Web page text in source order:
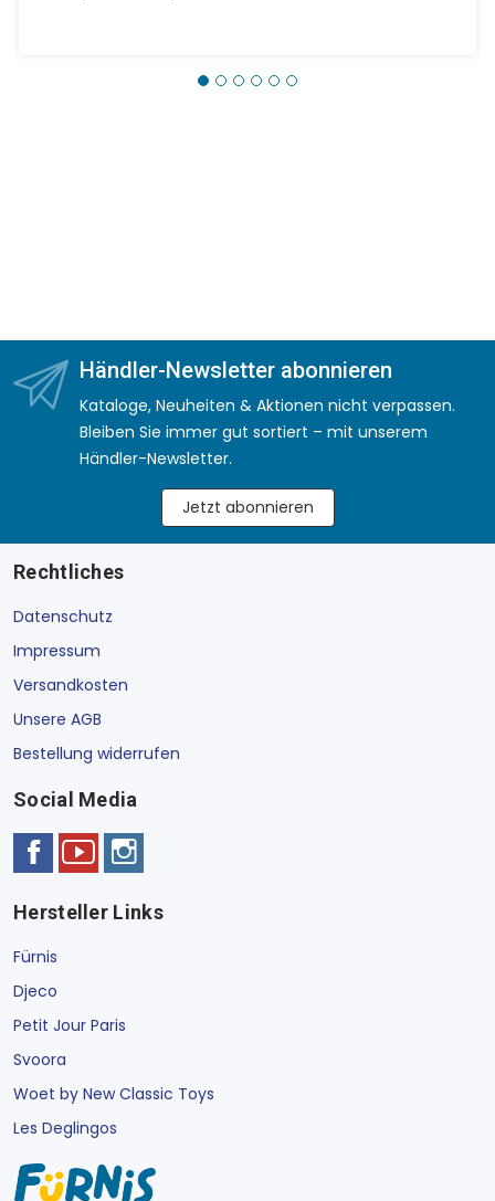
Händler-Newsletter abonnieren
Kataloge, Neuheiten & Aktionen nicht verpassen.
Bleiben Sie immer gut sortiert – mit unserem
Händler-Newsletter.
Jetzt abonnieren
Rechtliches
Datenschutz
Impressum
Versandkosten
Unsere AGB
Bestellung widerrufen
Social Media
Hersteller Links
Fürnis
Djeco
Petit Jour Paris
Svoora
Woet by New Classic Toys
Les Deglingos